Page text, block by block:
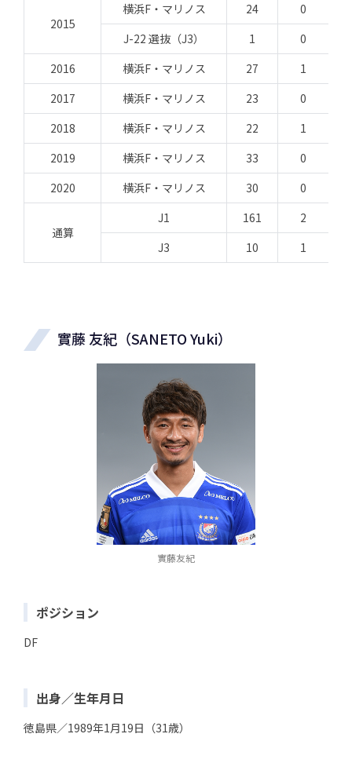
2015
横浜F・マリノス 24 0
J-22 選抜（J3）
1
0
2016
横浜F・マリノス 27 1
2017
横浜F・マリノス 23 0
2018
横浜F・マリノス 22 1
2019
横浜F・マリノス 33 0
2020
横浜F・マリノス 30 0
通算
J1 161 2
J3
10 1
實藤 友紀（SANETO Yuki）
實藤友紀
ポジション
DF
出身／生年月日
徳島県／1989年1月19日（31歳）